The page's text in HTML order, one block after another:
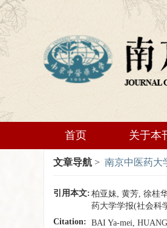
首页 关于本
文章导航 > 南京中医药大
引用本文: 柏亚妹, 黄芳, 徐桂
药大学学报(社会科
Citation: BAI Ya-mei,